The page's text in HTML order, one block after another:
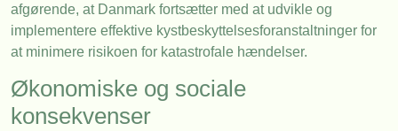
afgørende, at Danmark fortsætter med at udvikle og
implementere effektive kystbeskyttelsesforanstaltninger for
at minimere risikoen for katastrofale hændelser.
Økonomiske og sociale
konsekvenser